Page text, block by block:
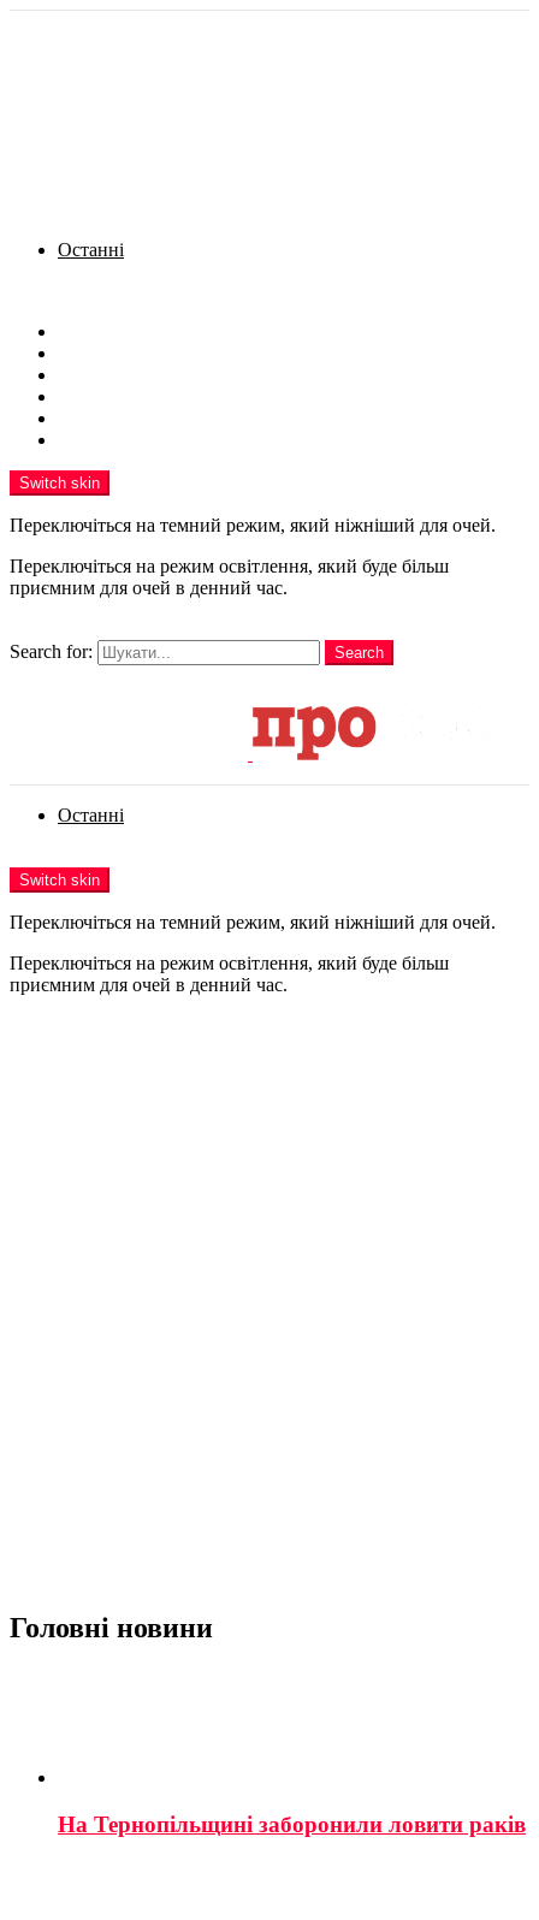
Останні
Switch skin
Переключіться на темний режим, який ніжніший для очей.
Переключіться на режим освітлення, який буде більш
приємним для очей в денний час.
Search for:
Search
Останні
Switch skin
Переключіться на темний режим, який ніжніший для очей.
Переключіться на режим освітлення, який буде більш
приємним для очей в денний час.
Головні новини
На Тернопільщині заборонили ловити раків